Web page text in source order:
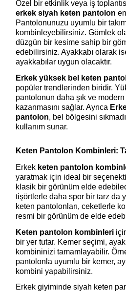
erkek siyah keten pantolon
Pantolonunuzu uyumlu bir
kombinleyebilirsiniz. Gömlek
düzgün bir kesime sahip bir
edebilirsiniz. Ayakkabı olarak
ayakkabılar uygun olacaktır.
Erkek yüksek bel keten
popüler trendlerinden biridir.
pantolonun daha şık ve
kazanmasını sağlar. Ayrıca
pantolon, bel bölgesini
kullanım sunar.
Keten Pantolon Kombinleri:
Erkek keten pantolon
yaratmak için ideal bir
klasik bir görünüm elde
tişörtlerle daha spor bir tarz da
keten pantolonları, ceketlerle
resmi bir görünüm de elde
Keten pantolon kombinleri
bir yer tutar. Kemer seçimi,
kombininizi tamamlayabilir.
pantolonla uyumlu bir kemer,
kombini yapabilirsiniz.
Erkek giyiminde siyah keten